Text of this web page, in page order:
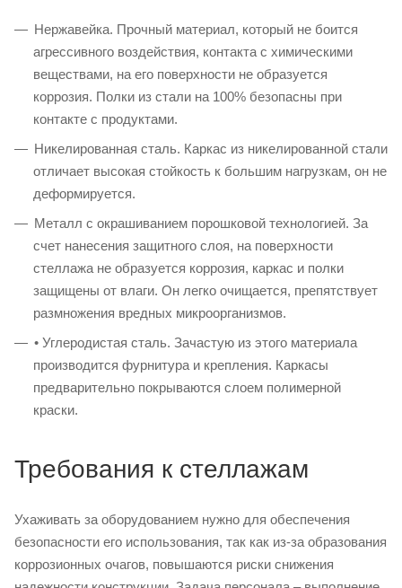
Нержавейка. Прочный материал, который не боится
агрессивного воздействия, контакта с химическими
веществами, на его поверхности не образуется
коррозия. Полки из стали на 100% безопасны при
контакте с продуктами.
Никелированная сталь. Каркас из никелированной стали
отличает высокая стойкость к большим нагрузкам, он не
деформируется.
Металл с окрашиванием порошковой технологией. За
счет нанесения защитного слоя, на поверхности
стеллажа не образуется коррозия, каркас и полки
защищены от влаги. Он легко очищается, препятствует
размножения вредных микроорганизмов.
• Углеродистая сталь. Зачастую из этого материала
производится фурнитура и крепления. Каркасы
предварительно покрываются слоем полимерной
краски.
Требования к стеллажам
Ухаживать за оборудованием нужно для обеспечения
безопасности его использования, так как из-за образования
коррозионных очагов, повышаются риски снижения